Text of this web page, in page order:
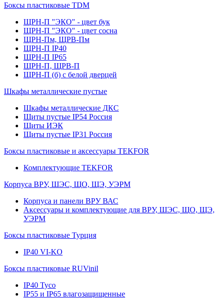
Боксы пластиковые TDM
ЩРН-П "ЭКО" - цвет бук
ЩРН-П "ЭКО" - цвет сосна
ЩРН-Пм, ЩРВ-Пм
ЩРН-П IP40
ЩРН-П IP65
ЩРН-П, ЩРВ-П
ЩРН-П (б) с белой дверцей
Шкафы металлические пустые
Шкафы металлические ДКС
Щиты пустые IP54 Россия
Щиты ИЭК
Щиты пустые IP31 Россия
Боксы пластиковые и аксессуары TEKFOR
Комплектующие TEKFOR
Корпуса ВРУ, ШЭС, ЩО, ЩЭ, УЭРМ
Корпуса и панели ВРУ ВАС
Аксессуары и комплектующие для ВРУ, ШЭС, ЩО, ЩЭ,
УЭРМ
Боксы пластиковые Турция
IP40 VI-KO
Боксы пластиковые RUVinil
IP40 Тусо
IP55 и IP65 влагозащищенные